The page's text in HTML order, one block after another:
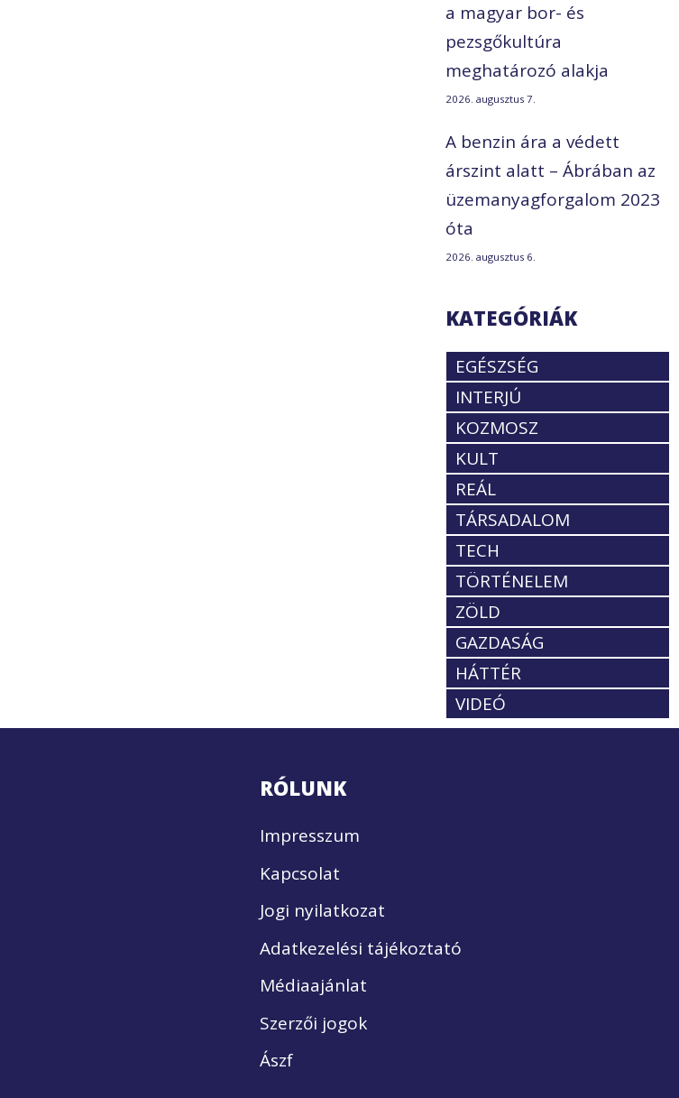
a magyar bor- és
pezsgőkultúra
meghatározó alakja
2026. augusztus 7.
A benzin ára a védett
árszint alatt – Ábrában az
üzemanyagforgalom 2023
óta
2026. augusztus 6.
KATEGÓRIÁK
EGÉSZSÉG
INTERJÚ
KOZMOSZ
KULT
REÁL
TÁRSADALOM
TECH
TÖRTÉNELEM
ZÖLD
GAZDASÁG
HÁTTÉR
VIDEÓ
RÓLUNK
Impresszum
Kapcsolat
Jogi nyilatkozat
Adatkezelési tájékoztató
Médiaajánlat
Szerzői jogok
Ászf